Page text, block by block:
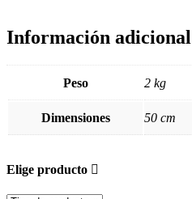
Información adicional
Peso 2 kg
Dimensiones 50 cm
Elige producto